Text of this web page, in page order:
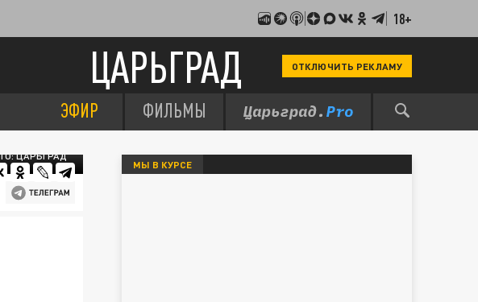
18+
ЦАРЬГРАД ОТКЛЮЧИТЬ РЕКЛАМУ
ЭФИР ФИЛЬМЫ
ЦАРЬГРАД
МЫ В КУРСЕ